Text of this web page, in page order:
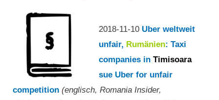
2018-11-10 Uber weltweit
unfair, Rumänien: Taxi
companies in Timisoara
sue Uber for unfair
competition(englisch, Romania Insider,